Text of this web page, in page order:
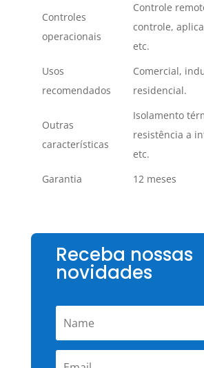
Controles
operacionais
Controle
controle,
etc.
Usos
recomendados
Comercial,
residencial.
Outras
características
Isolamento
resistência a
etc.
Garantia
12 meses
Receba nossas
novidades